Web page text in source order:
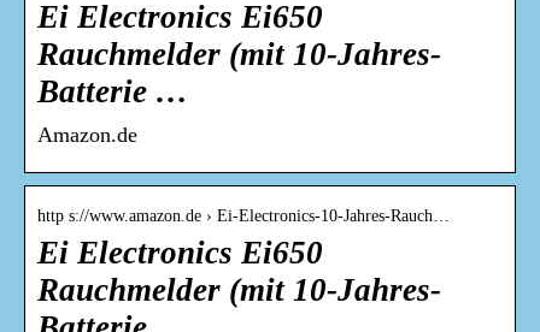
Ei Electronics Ei650
Rauchmelder (mit 10-Jahres-
Batterie …
Amazon.de
http s://www.amazon.de › Ei-Electronics-10-Jahres-Rauch…
Ei Electronics Ei650
Rauchmelder (mit 10-Jahres-